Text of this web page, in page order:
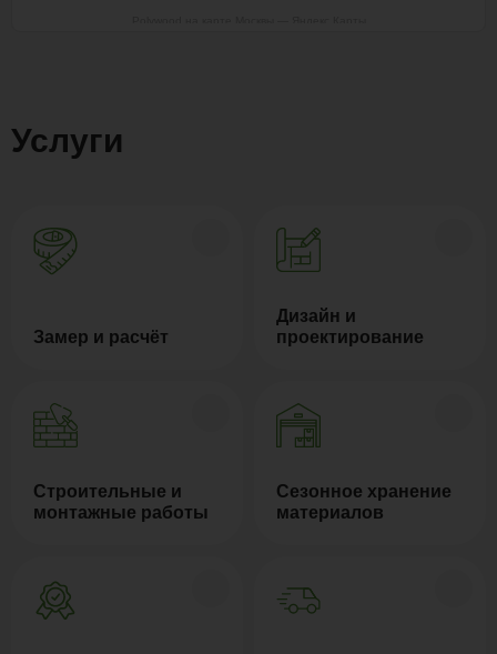
Услуги
Замер и расчёт
Дизайн и
проектирование
Строительные и
монтажные работы
Сезонное хранение
материалов